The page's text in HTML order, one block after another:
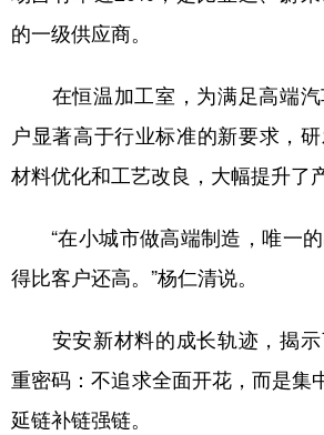
的一级供应商。
在恒温加工室，为满足高端汽
户显著高于行业标准的新要求，
材料优化和工艺改良，大幅提升了
“在小城市做高端制造，唯一的
得比客户还高。”杨仁清说。
安安新材料的成长轨迹，揭示
重密码：不追求全面开花，而是集
延链补链强链。